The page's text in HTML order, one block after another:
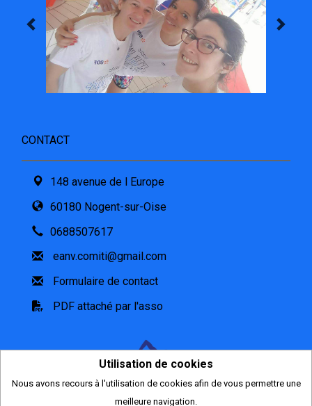
CONTACT
148 avenue de l Europe
60180 Nogent-sur-Oise
0688507617
eanv.comiti@gmail.com
Formulaire de contact
PDF attaché par l'asso
2026
Utilisation de cookies
Nous avons recours à l'utilisation de cookies afin de vous permettre une
meilleure navigation.